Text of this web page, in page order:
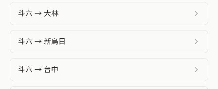
斗六 → 大林
斗六 → 新烏日
斗六 → 台中